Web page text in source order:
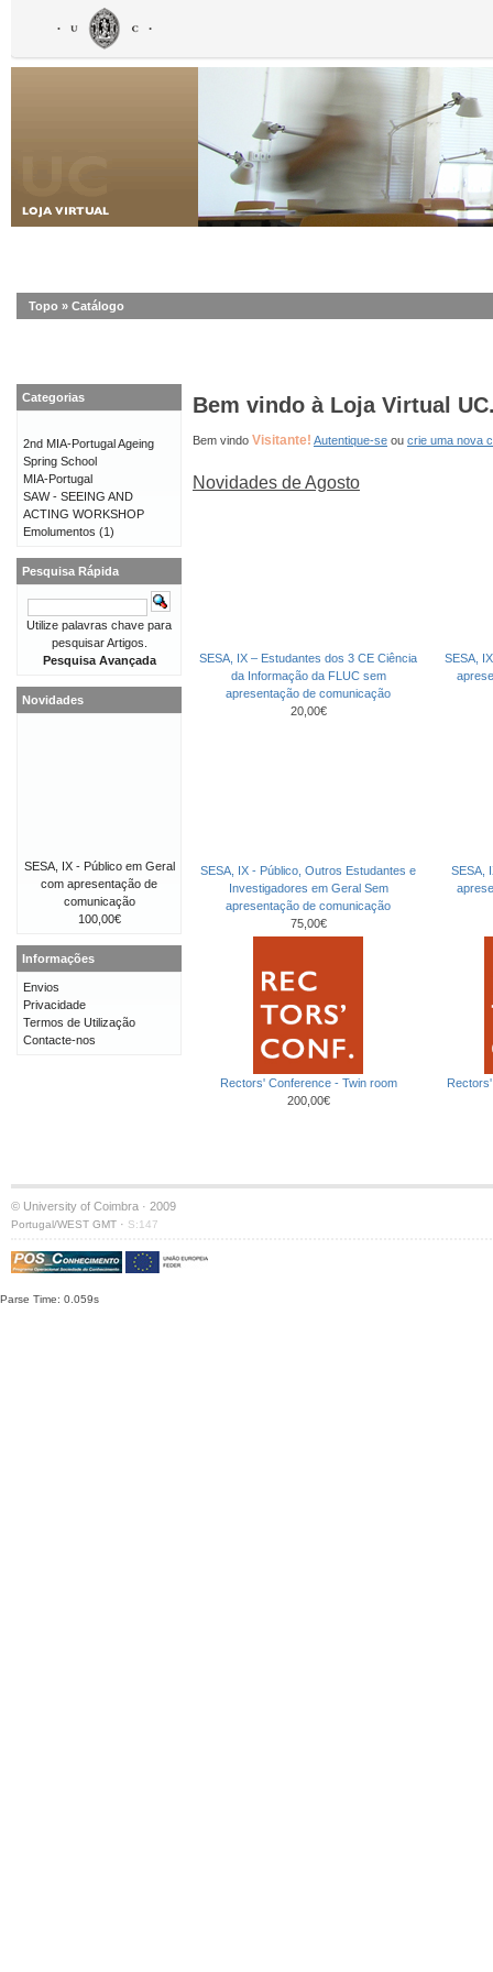
Topo » Catálogo
Bem vindo à Loja Virtual
Bem vindo Visitante! Autentique-se ou crie uma nova
Novidades de Agosto
SESA, IX – Estudantes dos 3 CE Ciência
da Informação da FLUC sem
apresentação de comunicação
20,00€
SESA,
SESA, IX - Público, Outros Estudantes e
Investigadores em Geral Sem
apresentação de comunicação
75,00€
SESA,
Rectors' Conference - Twin room
200,00€
Categorias
2nd MIA-Portugal Ageing
Spring School
MIA-Portugal
SAW - SEEING AND
ACTING WORKSHOP
Emolumentos (1)
Pesquisa Rápida
Utilize palavras chave para
pesquisar Artigos.
Pesquisa Avançada
Novidades
SESA, IX - Público em Geral
com apresentação de
comunicação
100,00€
Informações
Envios
Privacidade
Termos de Utilização
Contacte-nos
© University of Coimbra · 2009
Portugal/WEST GMT · S:147
Parse Time: 0.059s